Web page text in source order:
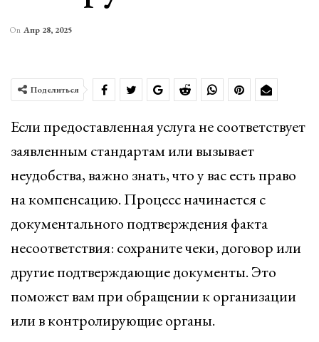
On Апр 28, 2025
Поделиться
Если предоставленная услуга не соответствует
заявленным стандартам или вызывает
неудобства, важно знать, что у вас есть право
на компенсацию. Процесс начинается с
документального подтверждения факта
несоответствия: сохраните чеки, договор или
другие подтверждающие документы. Это
поможет вам при обращении к организации
или в контролирующие органы.